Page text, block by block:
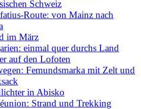
Schweiz
Route: von Mainz nach
im März
einmal quer durchs Land
auf den Lofoten
Femundsmarka mit Zelt und
in Abisko
Strand und Trekking